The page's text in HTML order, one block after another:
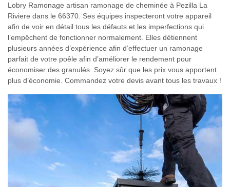
Lobry Ramonage artisan ramonage de cheminée à Pezilla La
Riviere dans le 66370. Ses équipes inspecteront votre appareil
afin de voir en détail tous les défauts et les imperfections qui
l’empêchent de fonctionner normalement. Elles détiennent
plusieurs années d’expérience afin d’effectuer un ramonage
parfait de votre poêle afin d’améliorer le rendement pour
économiser des granulés. Soyez sûr que les prix vous apportent
plus d’économie. Commandez votre devis avant tous les travaux !